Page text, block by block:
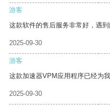
游客
这款软件的售后服务非常好，遇到
2025-09-30
游客
这款加速器VPM应用程序已经为
2025-09-30